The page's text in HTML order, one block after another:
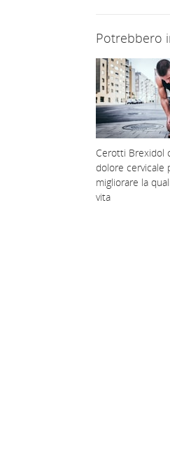
Potrebbero
Cerotti Brexidol
dolore cervicale
migliorare la
vita